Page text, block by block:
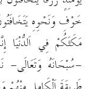
خَوْفِ وَنَحْوِهِ
مَكَثَكُمْ فِي اَلدُّنْيَا
-سُبْحَانَهُ وَتَعَالَى-